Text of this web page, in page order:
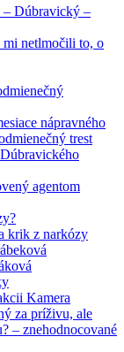
– Dúbravický –
mi netlmočili to, o
nápravného
trest
agentom
krik z narkózy
Kamera
za príživu, ale
– znehodnocované